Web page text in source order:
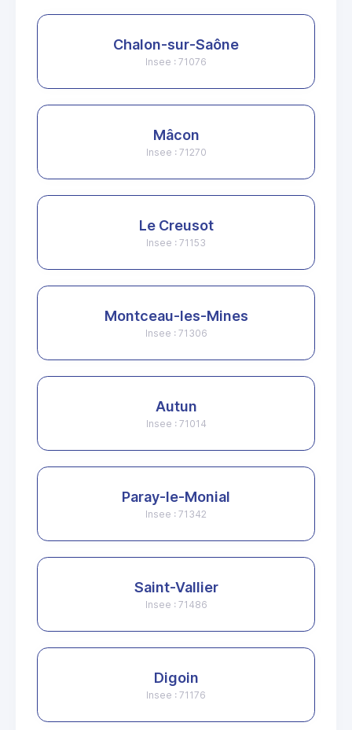
Chalon-sur-Saône
Insee : 71076
Mâcon
Insee : 71270
Le Creusot
Insee : 71153
Montceau-les-Mines
Insee : 71306
Autun
Insee : 71014
Paray-le-Monial
Insee : 71342
Saint-Vallier
Insee : 71486
Digoin
Insee : 71176